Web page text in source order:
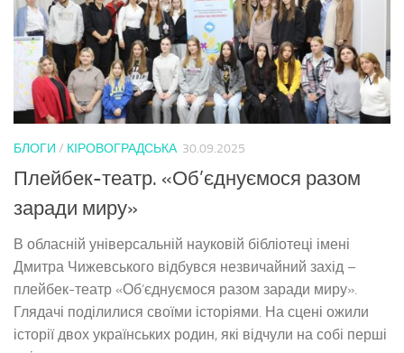
БЛОГИ / КІРОВОГРАДСЬКА 30.09.2025
Плейбек-театр. «Об’єднуємося разом
заради миру»
В обласній універсальній науковій бібліотеці імені
Дмитра Чижевського відбувся незвичайний захід –
плейбек-театр «Об’єднуємося разом заради миру».
Глядачі поділилися своїми історіями. На сцені ожили
історії двох українських родин, які відчули на собі перші